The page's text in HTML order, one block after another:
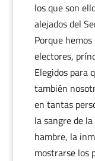
los que son
alejados del
Porque
electores,
Elegidos para
también
en tantas
la sangre de
hambre, la
mostrarse los